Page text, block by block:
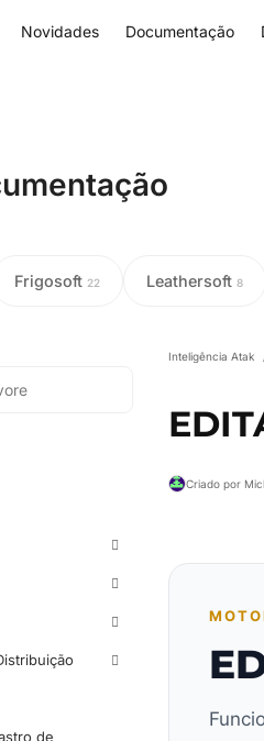
Novidades Documentação
Frigosoft 22 Leathersoft 8
de
Inteligência Atak
Criado por